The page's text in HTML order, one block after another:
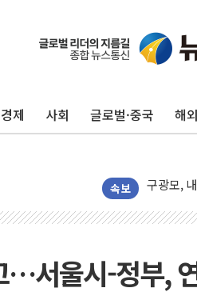
경제 사회 글로벌·중국 해
속보
유럽증시
리투아니
뉴욕증시
김정관
청와대,
금값 7주
…서울시-정부,